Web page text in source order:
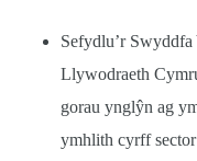
Sefydlu’r
Llywodraeth
gorau ynglŷn ag
ymhlith cyrff